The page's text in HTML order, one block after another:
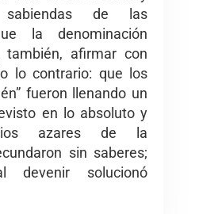
de las
la denominación
también, afirmar con
lo contrario: que los
fueron llenando un
en lo absoluto y
azares de la
sin saberes;
devenir solucionó